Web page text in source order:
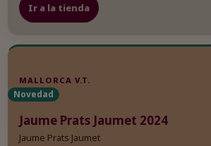
Ir a la tienda
MALLORCA V.T.
Novedad
Jaume Prats Jaumet 2024
Jaume Prats Jaumet